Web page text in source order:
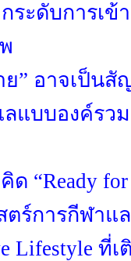
กระดับการเ
าย” อาจเป็
ลแบบองค์ร
“Ready
ตร์การกีฬา
Lifestyle ที่เ